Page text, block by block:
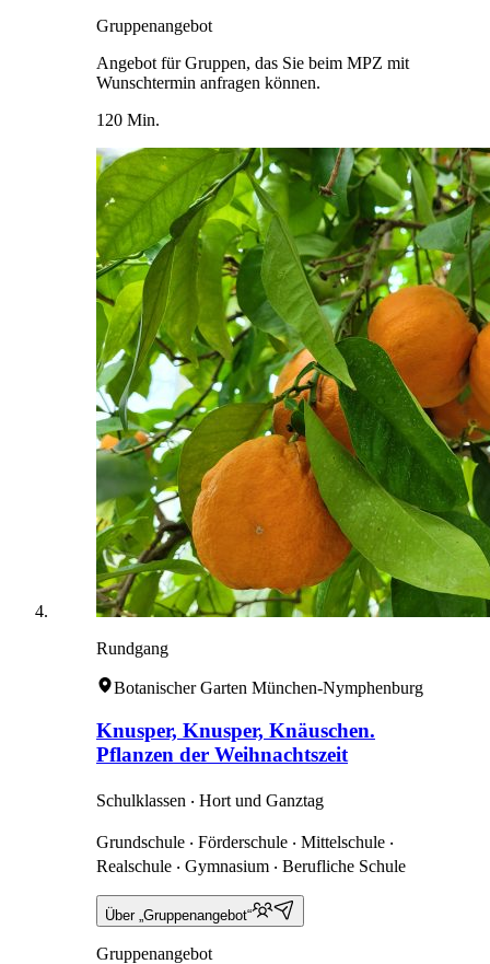
Gruppenangebot
Angebot für Gruppen, das Sie beim MPZ mit
Wunschtermin anfragen können.
120 Min.
Rundgang
Botanischer Garten München-Nymphenburg
Knusper, Knusper, Knäuschen.
Pflanzen der Weihnachtszeit
Schulklassen ‧ Hort und Ganztag
Grundschule ‧ Förderschule ‧ Mittelschule ‧
Realschule ‧ Gymnasium ‧ Berufliche Schule
Über „Gruppenangebot“
Gruppenangebot